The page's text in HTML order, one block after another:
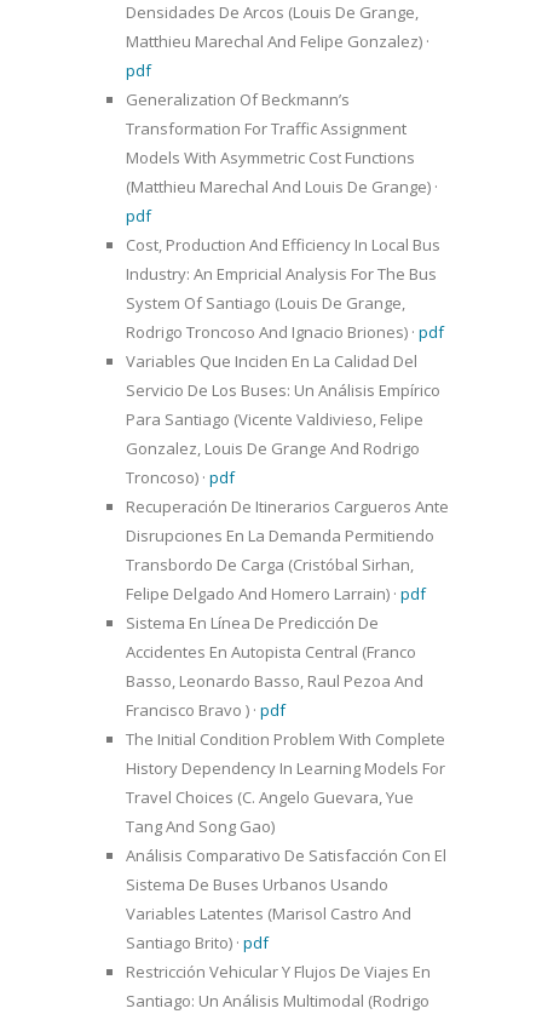
Densidades De Arcos (Louis De Grange,
Matthieu Marechal And Felipe Gonzalez) ·
pdf
Generalization Of Beckmann’s
Transformation For Traffic Assignment
Models With Asymmetric Cost Functions
(Matthieu Marechal And Louis De Grange) ·
pdf
Cost, Production And Efficiency In Local Bus
Industry: An Empricial Analysis For The Bus
System Of Santiago (Louis De Grange,
Rodrigo Troncoso And Ignacio Briones) · pdf
Variables Que Inciden En La Calidad Del
Servicio De Los Buses: Un Análisis Empírico
Para Santiago (Vicente Valdivieso, Felipe
Gonzalez, Louis De Grange And Rodrigo
Troncoso) · pdf
Recuperación De Itinerarios Cargueros Ante
Disrupciones En La Demanda Permitiendo
Transbordo De Carga (Cristóbal Sirhan,
Felipe Delgado And Homero Larrain) · pdf
Sistema En Línea De Predicción De
Accidentes En Autopista Central (Franco
Basso, Leonardo Basso, Raul Pezoa And
Francisco Bravo ) · pdf
The Initial Condition Problem With Complete
History Dependency In Learning Models For
Travel Choices (C. Angelo Guevara, Yue
Tang And Song Gao)
Análisis Comparativo De Satisfacción Con El
Sistema De Buses Urbanos Usando
Variables Latentes (Marisol Castro And
Santiago Brito) · pdf
Restricción Vehicular Y Flujos De Viajes En
Santiago: Un Análisis Multimodal (Rodrigo